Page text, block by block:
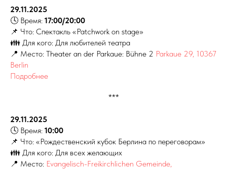
29.11.2025
🕓 Время: 17:00/20:00
📌 Что: Спектакль «Patchwork on stage»
👪 Для кого: Для любителей театра
📍 Место: Theater an der Parkaue: Bühne 2 Parkaue 29, 10367
Berlin
Подробнее
***
29.11.2025
🕓 Время: 10:00
📌 Что: «Рождественский кубок Берлина по переговорам»
👪 Для кого: Для всех желающих
📍 Место: Evangelisch-Freikirchlichen Gemeinde,